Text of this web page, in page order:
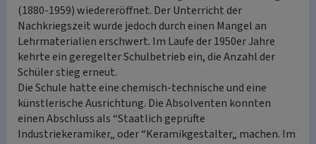
(1880-1959) wiedereröffnet. Der Unterricht der
Nachkriegszeit wurde jedoch durch einen Mangel an
Lehrmaterialien erschwert. Im Laufe der 1950er Jahre
kehrte ein geregelter Schulbetrieb ein, die Anzahl der
Schüler stieg erneut.
Die Schule hatte eine chemisch-technische und eine
künstlerische Ausrichtung. Die Absolventen konnten
einen Abschluss als “Staatlich geprüfte
Industriekeramiker„ oder “Keramikgestalter„ machen. Im